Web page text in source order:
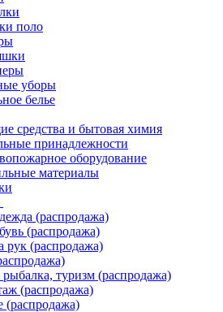
поло
уборы
белье
средства и бытовая химия
принадлежности
оборудование
материалы
(распродажа)
(распродажа)
рук (распродажа)
туризм (распродажа)
(распродажа)
(распродажа)